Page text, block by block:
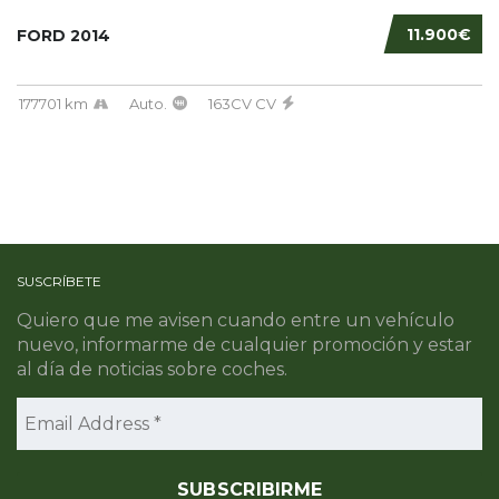
11.900€
FORD 2014
177701 km Auto. 163CV CV
SUSCRÍBETE
Quiero que me avisen cuando entre un vehículo
nuevo, informarme de cualquier promoción y estar
al día de noticias sobre coches.